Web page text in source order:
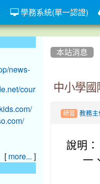
本站消息
中小學
研習 教務主
說明：
一、
[ more... ]
學務系統(單一認證)